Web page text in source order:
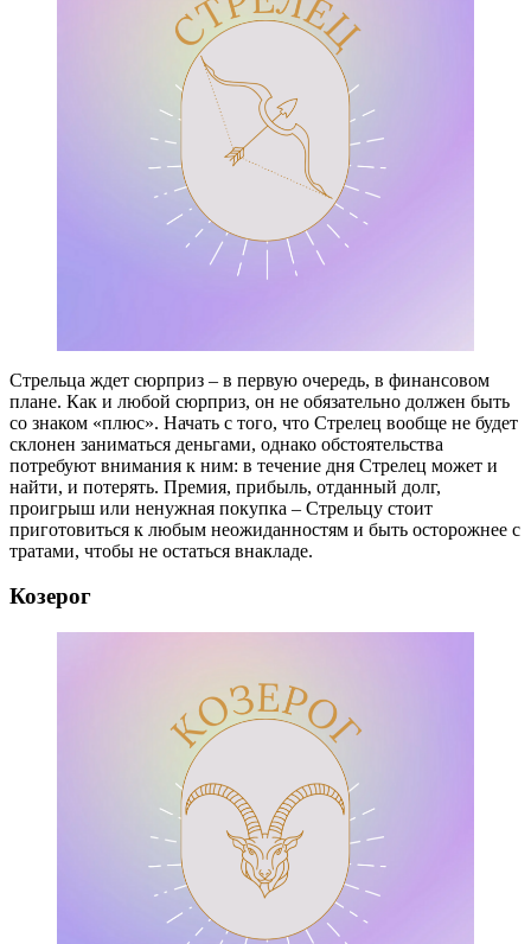
Стрельца ждет сюрприз – в первую очередь, в финансовом
плане. Как и любой сюрприз, он не обязательно должен быть
со знаком «плюс». Начать с того, что Стрелец вообще не будет
склонен заниматься деньгами, однако обстоятельства
потребуют внимания к ним: в течение дня Стрелец может и
найти, и потерять. Премия, прибыль, отданный долг,
проигрыш или ненужная покупка – Стрельцу стоит
приготовиться к любым неожиданностям и быть осторожнее с
тратами, чтобы не остаться внакладе.
Козерог